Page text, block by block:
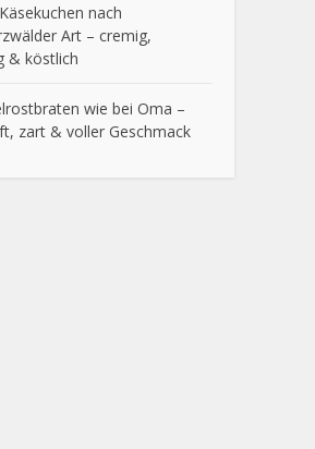
nach
Art – cremig,
& köstlich
wie bei Oma –
zart & voller Geschmack